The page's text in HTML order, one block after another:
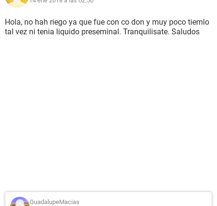
Hola, no hah riego ya que fue con co don y muy poco tiemlo
tal vez ni tenia liquido preseminal. Tranquilisate. Saludos
GuadalupeMacias